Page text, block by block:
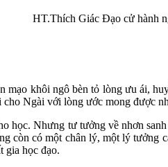
HT.Thích Giác Đạo cử hành
khôi ngô bèn tỏ lòng ưu ái,
cho Ngài với lòng ước mong được
học. Nhưng tư tưởng về nhơn
còn có một chân lý, một lý
gia học đạo.